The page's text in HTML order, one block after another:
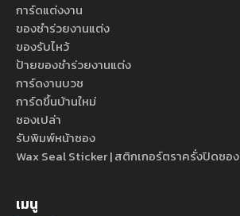
การ์ดแต่งงาน
ของชำร่วยงานแต่ง
ของรับไหว้
ป้ายของชำร่วยงานแต่ง
การ์ดงานบวช
การ์ดขึ้นบ้านใหม่
ซองเปล่า
รับพิมพ์หน้าซอง
Wax Seal Sticker | สติกเกอร์ตราครั่งปิดซอง
เมนู